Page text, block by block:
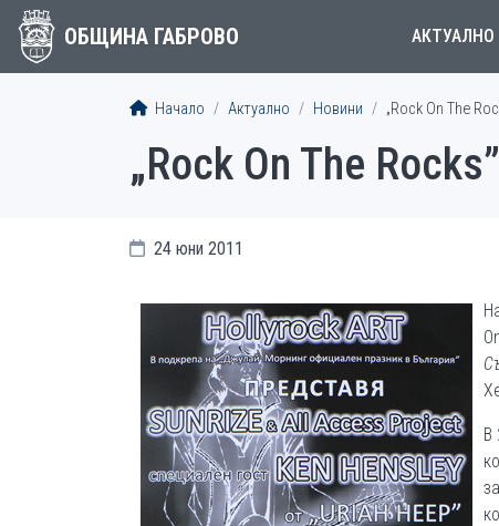
ОБЩИНА ГАБРОВО АКТУАЛНО
Начало Актуално Новини „Rock On The
„Rock On The
24 юни 2011
В